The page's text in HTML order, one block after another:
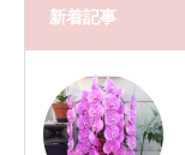
新着記事